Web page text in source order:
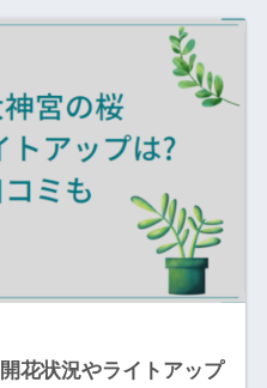
花状況やライトアップ